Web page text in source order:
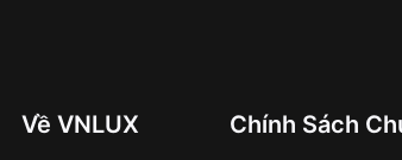
Về VNLUX Chính Sách